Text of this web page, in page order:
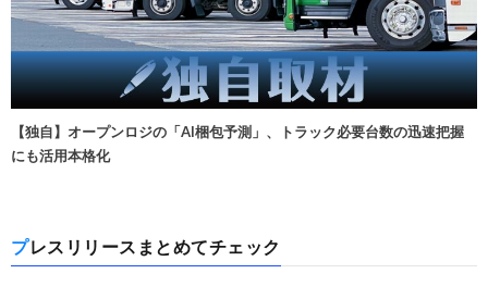
【独自】オープンロジの「AI梱包予測」、トラック必要台数の迅速把握
にも活用本格化
プレスリリースまとめてチェック